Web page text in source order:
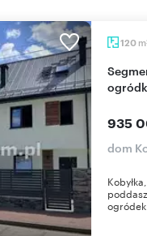
120 m
Segment środkowy w Kobyłce 120 m² z
935
dom